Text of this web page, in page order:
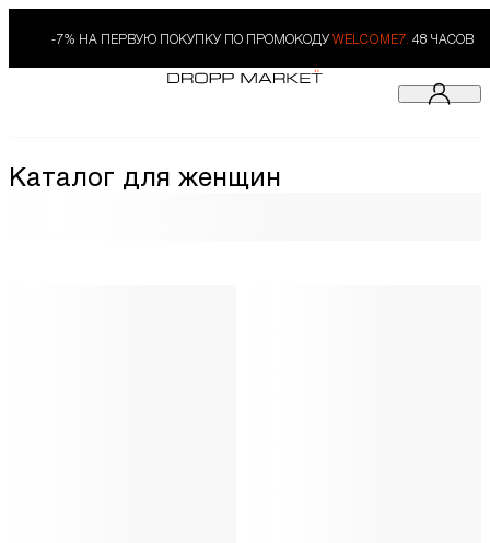
-7% НА ПЕРВУЮ ПОКУПКУ ПО ПРОМОКОДУ WELCOME7. 48 ЧАСОВ
Каталог для женщин